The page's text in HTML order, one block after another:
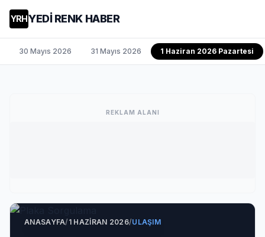
YRHYEDİ RENK HABER
30 Mayıs 2026 31 Mayıs 2026 1 Haziran 2026 Pazartesi
REKLAM ALANI
ANASAYFA/1 HAZIRAN 2026/ULAŞIM